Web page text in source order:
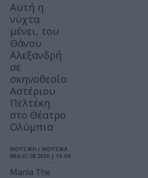
Αυτή η
νύχτα
μένει, του
Θάνου
Αλεξανδρή
σε
σκηνοθεσία
Αστέριου
Πελτέκη
στο Θέατρο
Ολύμπια
ΜΟΥΣΙΚΗ / ΜΟΥΣΙΚΑ
ΝΕΑ 07.08.2026 | 19.04
Mania The